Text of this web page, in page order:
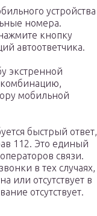
устройства
номера.
кнопку
автоответчика.
экстренной
мобильной
быстрый ответ,
112. Это единый
связи.
в тех случаях,
или отсутствует в
отсутствует.